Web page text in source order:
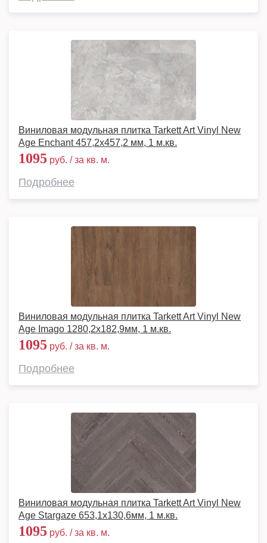
Виниловая модульная плитка Tarkett Art Vinyl New
Age Enchant 457,2x457,2 мм, 1 м.кв.
1095 руб. / за кв. м.
Подробнее
Виниловая модульная плитка Tarkett Art Vinyl New
Age Imago 1280,2х182,9мм, 1 м.кв.
1095 руб. / за кв. м.
Подробнее
Виниловая модульная плитка Tarkett Art Vinyl New
Age Stargaze 653,1х130,6мм, 1 м.кв.
1095 руб. / за кв. м.